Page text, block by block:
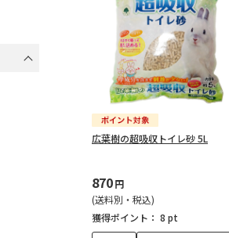
広葉樹の超吸収トイレ砂 5L
870円
(送料別・税込)
獲得ポイント： 8 pt